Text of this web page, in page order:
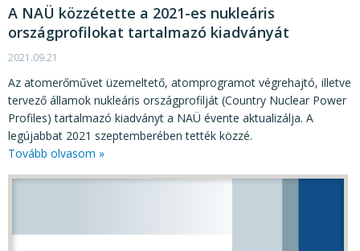
A NAÜ közzétette a 2021-es nukleáris
országprofilokat tartalmazó kiadványát
2021.09.21
Az atomerőművet üzemeltető, atomprogramot végrehajtó, illetve
tervező államok nukleáris országprofilját (Country Nuclear Power
Profiles) tartalmazó kiadványt a NAÜ évente aktualizálja. A
legújabbat 2021 szeptemberében tették közzé.
Tovább olvasom »